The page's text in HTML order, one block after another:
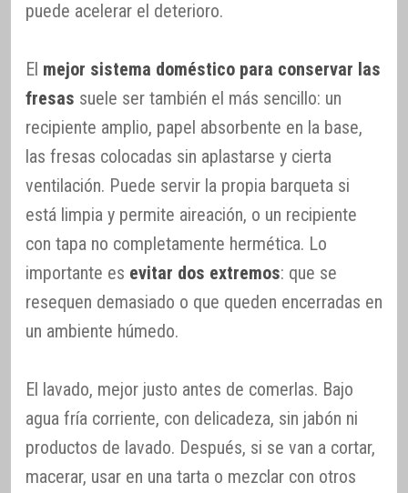
puede acelerar el deterioro.
El mejor sistema doméstico para conservar las
fresas suele ser también el más sencillo: un
recipiente amplio, papel absorbente en la base,
las fresas colocadas sin aplastarse y cierta
ventilación. Puede servir la propia barqueta si
está limpia y permite aireación, o un recipiente
con tapa no completamente hermética. Lo
importante es evitar dos extremos: que se
resequen demasiado o que queden encerradas en
un ambiente húmedo.
El lavado, mejor justo antes de comerlas. Bajo
agua fría corriente, con delicadeza, sin jabón ni
productos de lavado. Después, si se van a cortar,
macerar, usar en una tarta o mezclar con otros